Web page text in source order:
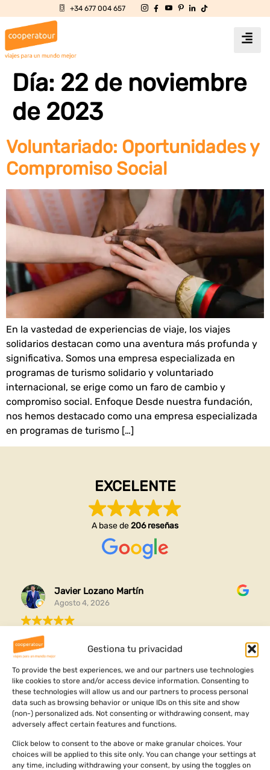
Gestiona tu privacidad
To provide the best experiences, we and our partners use technologies
like cookies to store and/or access device information. Consenting to
these technologies will allow us and our partners to process personal
data such as browsing behavior or unique IDs on this site and show
(non-) personalized ads. Not consenting or withdrawing consent, may
adversely affect certain features and functions.
Click below to consent to the above or make granular choices. Your
choices will be applied to this site only. You can change your settings at
any time, including withdrawing your consent, by using the toggles on
+34 677 004 657
Día: 22 de noviembre
de 2023
Voluntariado: Oportunidades y
Compromiso Social
En la vastedad de experiencias de viaje, los viajes
solidarios destacan como una aventura más profunda y
significativa. Somos una empresa especializada en
programas de turismo solidario y voluntariado
internacional, se erige como un faro de cambio y
compromiso social. Enfoque Desde nuestra fundación,
nos hemos destacado como una empresa especializada
en programas de turismo […]
EXCELENTE
A base de206 reseñas
Javier Lozano Martín
Agosto 4, 2026
Gracias por esta experiencia completa que me habéis
organizado y me ha ayudado a conocer mi raíces y
Ha sido un viaje increíble lleno de aventuras cultura y
aprendizajes personales
Leer más